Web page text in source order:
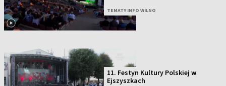
TEMATY INFO WILNO
11. Festyn Kultury Polskiej w
Ejszyszkach